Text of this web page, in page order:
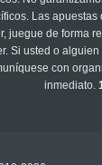
Las
juegue de forma
Si usted o
con
inmediato.